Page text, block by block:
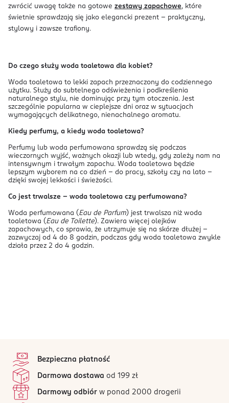
zwrócić uwagę także na gotowe zestawy zapachowe, które
świetnie sprawdzają się jako elegancki prezent – praktyczny,
stylowy i zawsze trafiony.
Do czego służy woda toaletowa dla kobiet?
Woda toaletowa to lekki zapach przeznaczony do codziennego
użytku. Służy do subtelnego odświeżenia i podkreślenia
naturalnego stylu, nie dominując przy tym otoczenia. Jest
szczególnie popularna w cieplejsze dni oraz w sytuacjach
wymagających delikatnego, nienachalnego aromatu.
Kiedy perfumy, a kiedy woda toaletowa?
Perfumy lub woda perfumowana sprawdzą się podczas
wieczornych wyjść, ważnych okazji lub wtedy, gdy zależy nam na
intensywnym i trwałym zapachu. Woda toaletowa będzie
lepszym wyborem na co dzień – do pracy, szkoły czy na lato –
dzięki swojej lekkości i świeżości.
Co jest trwalsze – woda toaletowa czy perfumowana?
Woda perfumowana (Eau de Parfum) jest trwalsza niż woda
toaletowa (Eau de Toilette). Zawiera więcej olejków
zapachowych, co sprawia, że utrzymuje się na skórze dłużej –
zazwyczaj od 4 do 8 godzin, podczas gdy woda toaletowa zwykle
działa przez 2 do 4 godzin.
Bezpieczna płatność
Darmowa dostawa od 199 zł
Darmowy odbiór w ponad 2000 drogerii